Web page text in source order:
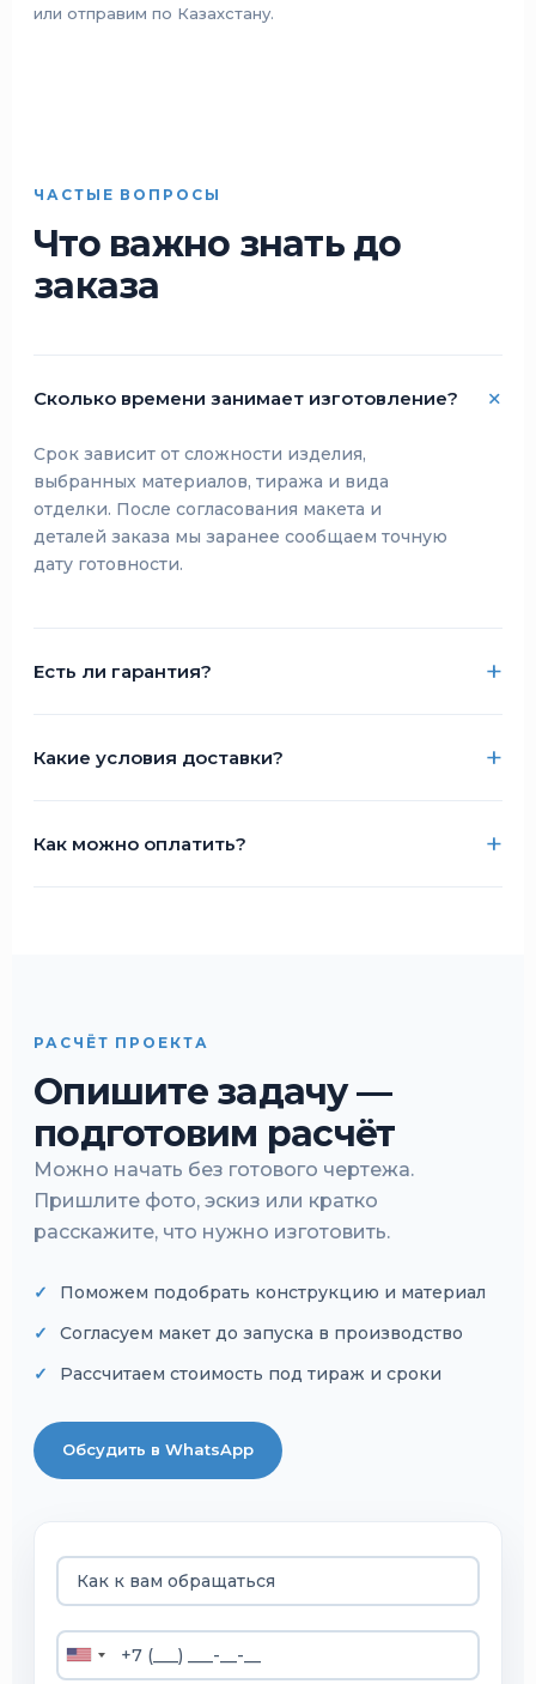
или отправим по Казахстану.
ЧАСТЫЕ ВОПРОСЫ
Что важно знать до
заказа
Сколько времени занимает изготовление?
Срок зависит от сложности изделия,
выбранных материалов, тиража и вида
отделки. После согласования макета и
деталей заказа мы заранее сообщаем точную
дату готовности.
Есть ли гарантия?
Какие условия доставки?
Как можно оплатить?
РАСЧЁТ ПРОЕКТА
Опишите задачу —
подготовим расчёт
Можно начать без готового чертежа.
Пришлите фото, эскиз или кратко
расскажите, что нужно изготовить.
Поможем подобрать конструкцию и материал
Согласуем макет до запуска в производство
Рассчитаем стоимость под тираж и сроки
Обсудить в WhatsApp